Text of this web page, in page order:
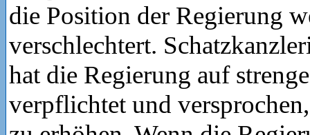
die Position der Regierung
verschlechtert.
hat die Regierung auf
verpflichtet und